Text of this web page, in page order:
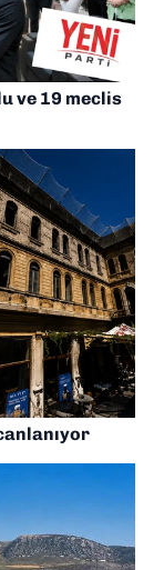
ve 19 meclis